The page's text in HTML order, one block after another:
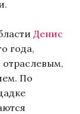
Денис
года,
отраслевым,
По